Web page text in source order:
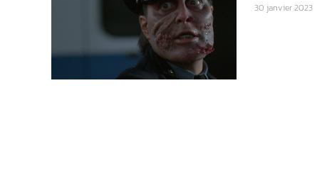
30 janvier 2023